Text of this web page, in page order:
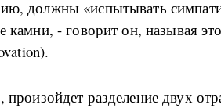
должны «испытывать
камни, - говорит он, называя
произойдет разделение двух